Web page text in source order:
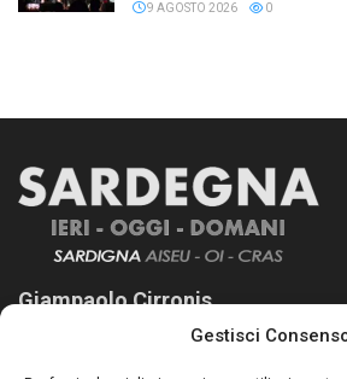
Gestisci
9 AGOSTO 2026 0
Giampaolo Cirronis
Sardegna Ieri-Oggi-Domani nasce per
lettori su quanto accade in Sardegna, con